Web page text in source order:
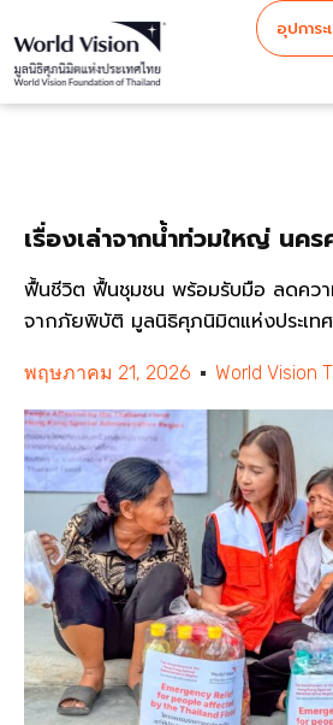
อุปการะ
เรื่องเล่าจากน้ำท่วมใหญ่ นคร
ฟื้นชีวิต ฟื้นชุมชน พร้อมรับมือ ลดควา
จากภัยพิบัติ มูลนิธิศุภนิมิตแห่งประเท
พฤษภาคม 21, 2026 World Vision